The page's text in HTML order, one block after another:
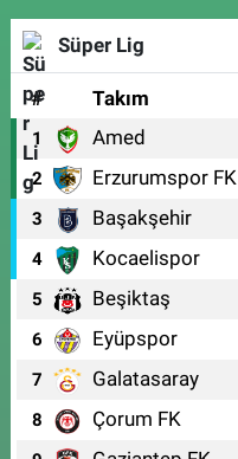
Süper Lig
# Takım
1 Amed
2 Erzurumspor FK
3 Başakşehir
4 Kocaelispor
5 Beşiktaş
6 Eyüpspor
7 Galatasaray
8 Çorum FK